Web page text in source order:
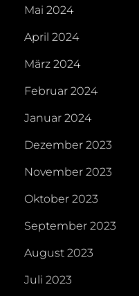
Mai 2024
April 2024
März 2024
Februar 2024
Januar 2024
Dezember 2023
November 2023
Oktober 2023
September 2023
August 2023
Juli 2023